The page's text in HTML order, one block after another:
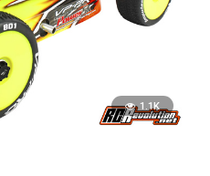
1.1K